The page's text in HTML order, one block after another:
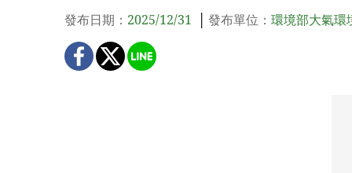
發布日期： 2025/12/31 發布單位： 環境部大氣環